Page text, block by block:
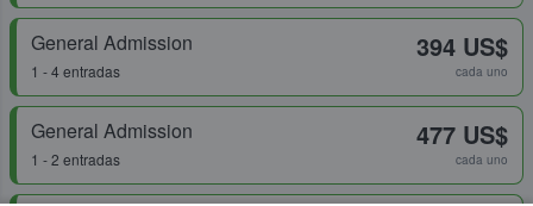
General Admission
1 - 4 entradas
394 US$
cada uno
General Admission
1 - 2 entradas
477 US$
cada uno